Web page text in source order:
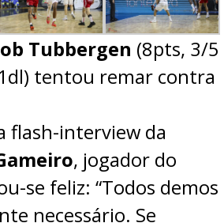
Tubbergen (8pts, 3/5
tentou remar contra
flash-interview da
, jogador do
se feliz: “Todos demos
necessário. Se